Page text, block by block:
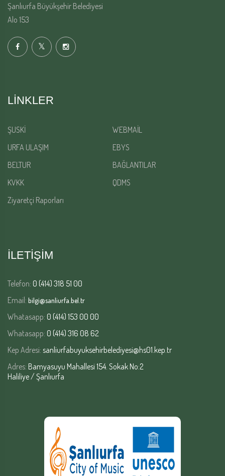
Şanlıurfa Büyükşehir Belediyesi
Alo 153
LINKLER
ŞUSKİ
WEBMAİL
URFA ULAŞIM
EBYS
BELTUR
BAĞLANTILAR
KVKK
QDMS
Ziyaretçi Raporları
İLETİŞİM
Telefon: 0 (414) 318 51 00
Email: bilgi@sanliurfa.bel.tr
Whatasapp: 0 (414) 153 00 00
Whatasapp: 0 (414) 316 08 62
Kep Adresi: sanliurfabuyuksehirbelediyesi@hs01.kep.tr
Adres: Bamyasuyu Mahallesi 154. Sokak No:2
Haliliye / Şanlıurfa